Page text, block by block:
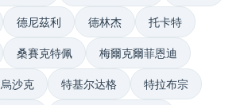
德尼茲利 德林杰 托卡特
桑賽克特佩 梅爾克爾菲恩迪
烏沙克 特基尔达格 特拉布宗